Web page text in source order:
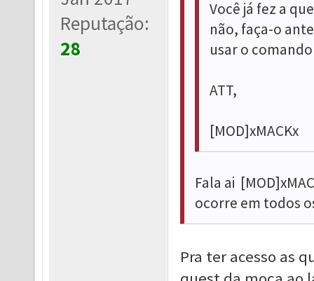
Reputação:
28
Você já fez a
não, faça-o
usar o
ATT,
[MOD]xMACKx
Fala ai
ocorre em todos
Pra ter acesso as